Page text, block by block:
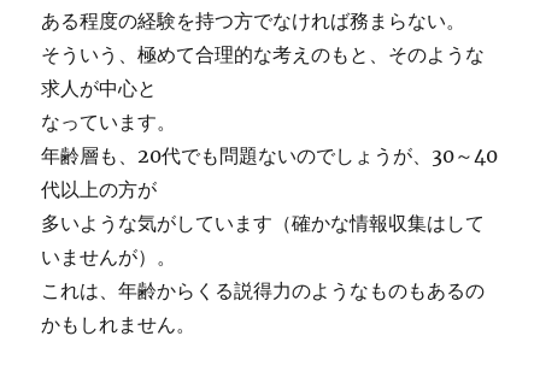
ある程度の経験を持つ方でなければ務まらない。
そういう、極めて合理的な考えのもと、そのような
求人が中心と
なっています。
年齢層も、20代でも問題ないのでしょうが、30～40
代以上の方が
多いような気がしています（確かな情報収集はして
いませんが）。
これは、年齢からくる説得力のようなものもあるの
かもしれません。